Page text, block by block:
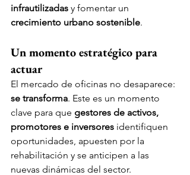
infrautilizadas y fomentar un
crecimiento urbano sostenible.
Un momento estratégico para
actuar
El mercado de oficinas no desaparece:
se transforma. Este es un momento
clave para que gestores de activos,
promotores e inversores identifiquen
oportunidades, apuesten por la
rehabilitación y se anticipen a las
nuevas dinámicas del sector.